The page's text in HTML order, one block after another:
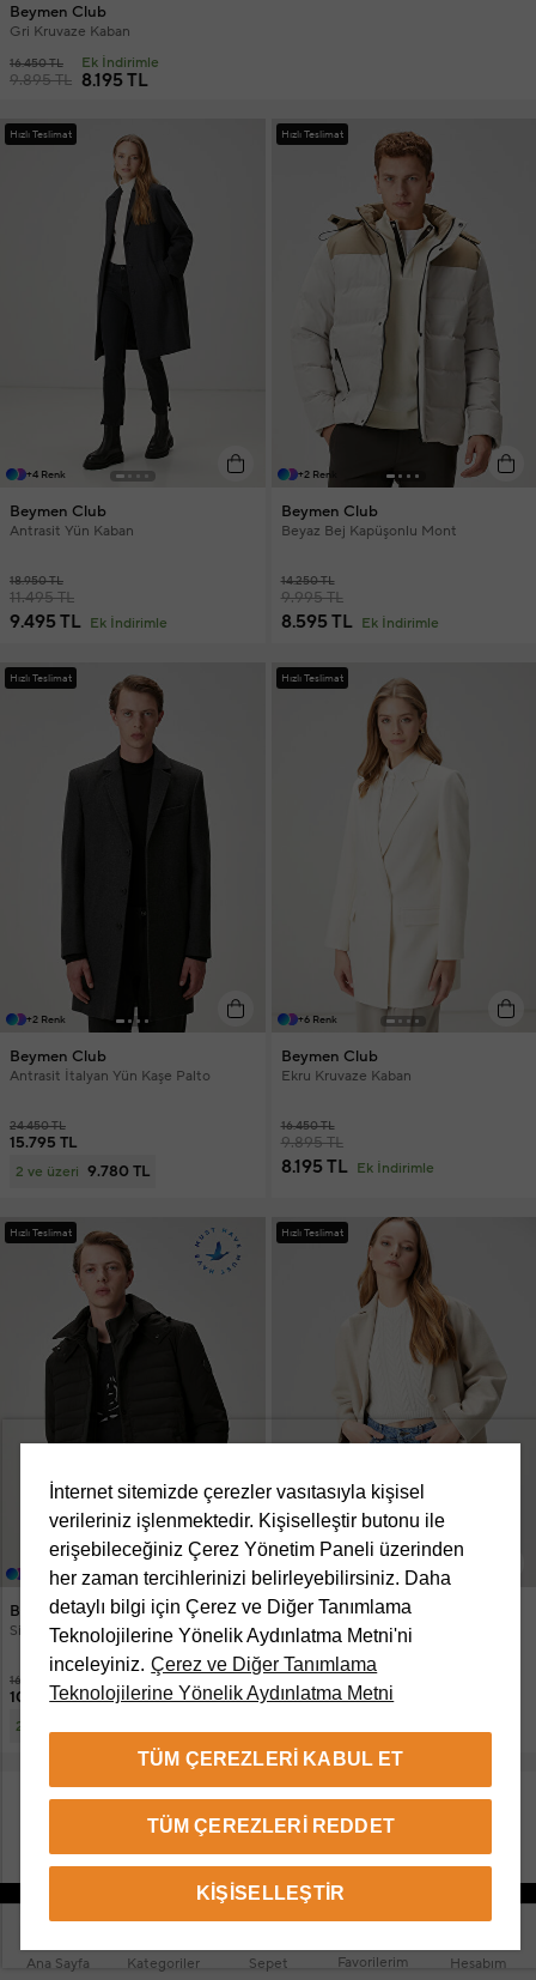
Ana Sayfa Kategoriler Sepet Favorilerim Hesabım
Beymen Club
Gri Kruvaze Kaban
16.450 TL
9.895 TL 8.195 TL
Ek İndirimle
Hızlı Teslimat
+4 Renk
Beymen Club
Antrasit Yün Kaban
18.950 TL
11.495 TL
9.495 TL Ek İndirimle
Hızlı Teslimat
+2 Renk
Beymen Club
Beyaz Bej Kapüşonlu Mont
14.250 TL
9.995 TL
8.595 TL Ek İndirimle
Hızlı Teslimat
+2 Renk
Beymen Club
Antrasit İtalyan Yün Kaşe Palto
24.450 TL
15.795 TL
2 ve üzeri 9.780 TL
Hızlı Teslimat
+6 Renk
Beymen Club
Ekru Kruvaze Kaban
16.450 TL
9.895 TL
8.195 TL Ek İndirimle
Hızlı Teslimat
+1 Renk
Beymen Club
Siyah Kapüşonlu Kapitoneli Mont
16.450 TL
10.795 TL
2 ve üzeri
Hızlı Teslimat
+4 Renk
Beymen Club
Kırık Beyaz Kaban
12.495 TL
DAHA FAZLA ÜRÜN GÖSTER
İnternet sitemizde çerezler vasıtasıyla kişisel
verileriniz işlenmektedir. Kişiselleştir butonu ile
erişebileceğiniz Çerez Yönetim Paneli üzerinden
her zaman tercihlerinizi belirleyebilirsiniz. Daha
detaylı bilgi için Çerez ve Diğer Tanımlama
Teknolojilerine Yönelik Aydınlatma Metni'ni
inceleyiniz. Çerez ve Diğer Tanımlama
Teknolojilerine Yönelik Aydınlatma Metni
TÜM ÇEREZLERI KABUL ET
TÜM ÇEREZLERI REDDET
KIŞISELLEŞTIR